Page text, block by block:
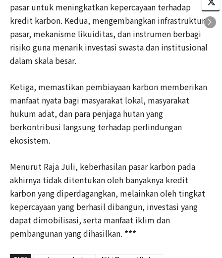
pasar untuk meningkatkan kepercayaan terhadap
kredit karbon. Kedua, mengembangkan infrastruktur
pasar, mekanisme likuiditas, dan instrumen berbagi
risiko guna menarik investasi swasta dan institusional
dalam skala besar.
Ketiga, memastikan pembiayaan karbon memberikan
manfaat nyata bagi masyarakat lokal, masyarakat
hukum adat, dan para penjaga hutan yang
berkontribusi langsung terhadap perlindungan
ekosistem.
Menurut Raja Juli, keberhasilan pasar karbon pada
akhirnya tidak ditentukan oleh banyaknya kredit
karbon yang diperdagangkan, melainkan oleh tingkat
kepercayaan yang berhasil dibangun, investasi yang
dapat dimobilisasi, serta manfaat iklim dan
pembangunan yang dihasilkan. ***